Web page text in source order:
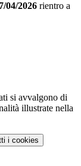
/04/2026 rientro a
si avvalgono di
illustrate nella
i cookies